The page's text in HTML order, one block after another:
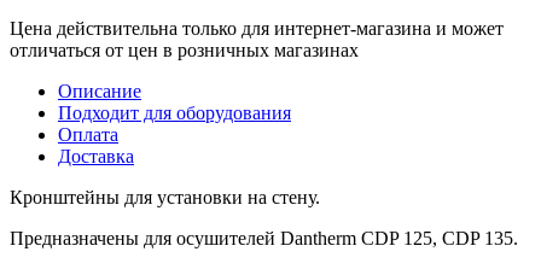
Цена действительна только для интернет-магазина и может
отличаться от цен в розничных магазинах
Описание
Подходит для оборудования
Оплата
Доставка
Кронштейны для установки на стену.
Предназначены для осушителей Dantherm CDP 125, CDP 135.